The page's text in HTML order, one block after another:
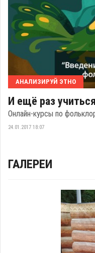
АНАЛИЗИРУЙ ЭТНО
И ещё раз учиться
Онлайн-курсы по
24.01.2017 18:07
ГАЛЕРЕИ